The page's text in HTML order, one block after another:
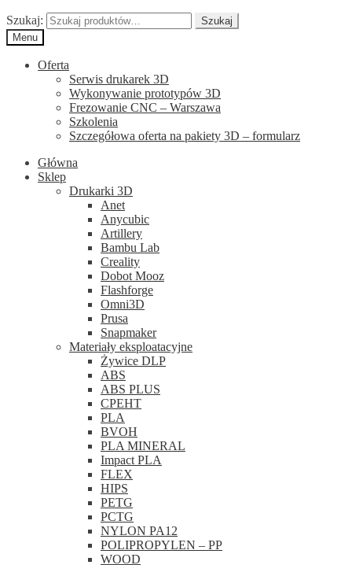
Szukaj:
Szukaj
Menu
Oferta
Serwis drukarek 3D
Wykonywanie prototypów 3D
Frezowanie CNC – Warszawa
Szkolenia
Szczegółowa oferta na pakiety 3D – formularz
Główna
Sklep
Drukarki 3D
Anet
Anycubic
Artillery
Bambu Lab
Creality
Dobot Mooz
Flashforge
Omni3D
Prusa
Snapmaker
Materiały eksploatacyjne
Żywice DLP
ABS
ABS PLUS
CPEHT
PLA
BVOH
PLA MINERAL
Impact PLA
FLEX
HIPS
PETG
PCTG
NYLON PA12
POLIPROPYLEN – PP
WOOD